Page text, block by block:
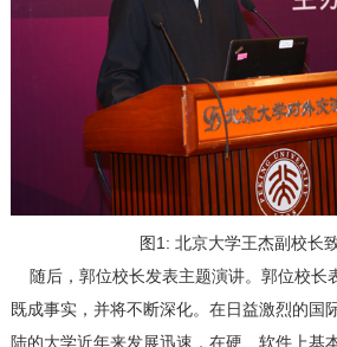
图1: 北京大学王杰副校长
随后，郭位校长发表主题演讲。郭位校长
既成事实，并将不断深化。在日益激烈的国
陆的大学近年来发展迅速，在硬、软件上基